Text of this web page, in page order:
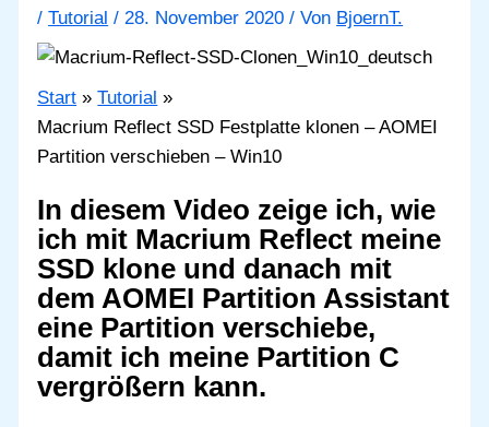
/Tutorial /28. November 2020/ Von BjoernT.
Start
Tutorial
Macrium Reflect SSD Festplatte klonen – AOMEI
Partition verschieben – Win10
In diesem Video zeige ich, wie
ich mit Macrium Reflect meine
SSD klone und danach mit
dem AOMEI Partition Assistant
eine Partition verschiebe,
damit ich meine Partition C
vergrößern kann.